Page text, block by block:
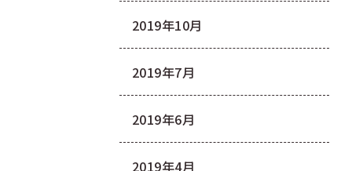
2019年10月
2019年7月
2019年6月
2019年4月